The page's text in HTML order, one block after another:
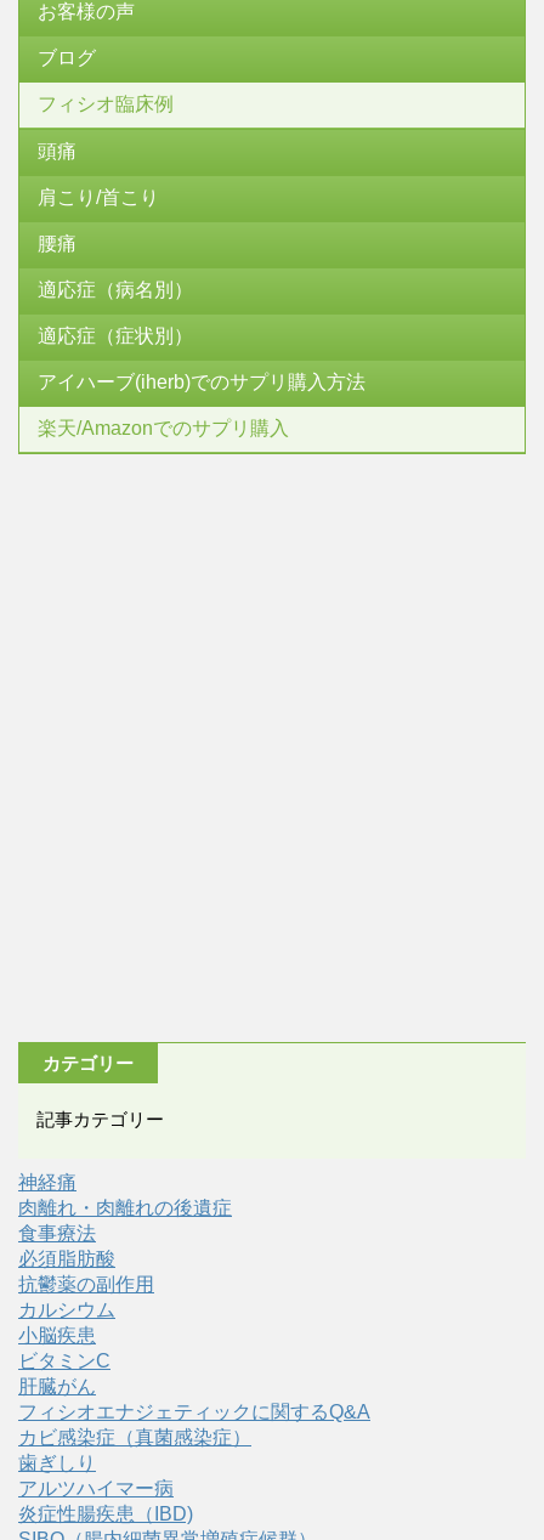
お客様の声
ブログ
フィシオ臨床例
頭痛
肩こり/首こり
腰痛
適応症（病名別）
適応症（症状別）
アイハーブ(iherb)でのサプリ購入方法
楽天/Amazonでのサプリ購入
カテゴリー
記事カテゴリー
神経痛
肉離れ・肉離れの後遺症
食事療法
必須脂肪酸
抗鬱薬の副作用
カルシウム
小脳疾患
ビタミンC
肝臓がん
フィシオエナジェティックに関するQ&A
カビ感染症（真菌感染症）
歯ぎしり
アルツハイマー病
炎症性腸疾患（IBD)